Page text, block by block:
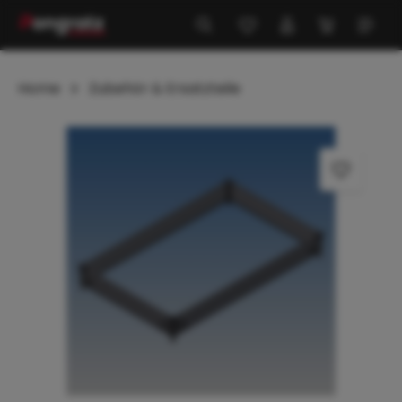
springen
Home Zubehör & Ersatzteile
Bildergalerie überspringen